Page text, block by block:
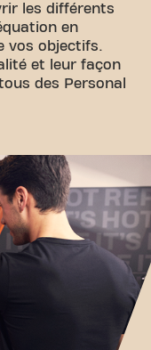
les différents
en
vos objectifs.
et leur façon
des Personal